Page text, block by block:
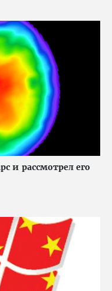
и рассмотрел его